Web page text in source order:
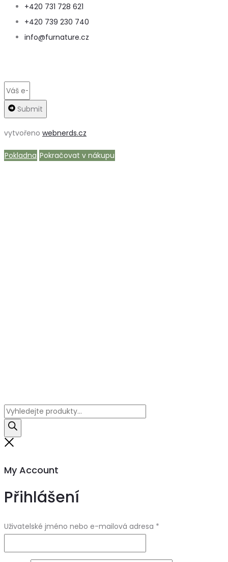
+420 731 728 621
+420 739 230 740
info@furnature.cz
Submit
vytvořeno webnerds.cz
Pokladna Pokračovat v nákupu
Products
search
My Account
Přihlášení
Uživatelské jméno nebo e-mailová adresa *